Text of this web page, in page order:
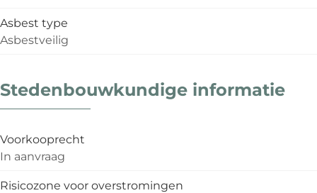
Asbest type
Asbestveilig
Stedenbouwkundige informatie
Voorkooprecht
In aanvraag
Risicozone voor overstromingen